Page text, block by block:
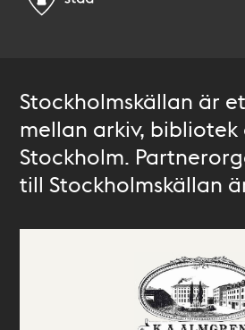
Stockholmskällan är
mellan arkiv, bibliotek
Stockholm.
till Stockholmskällan